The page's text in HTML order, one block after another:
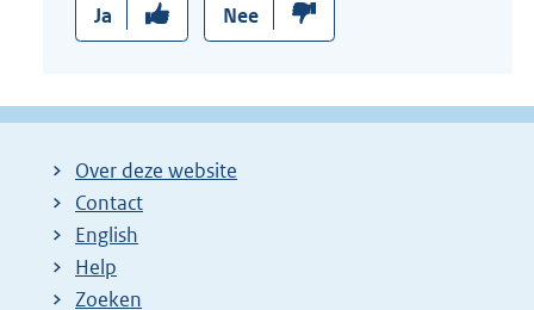
Ja Nee
Over deze website
Contact
English
Help
Zoeken